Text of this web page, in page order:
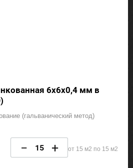
6х6х0,4 мм в
(гальванический метод)
− + от 15 м2 по 15 м2